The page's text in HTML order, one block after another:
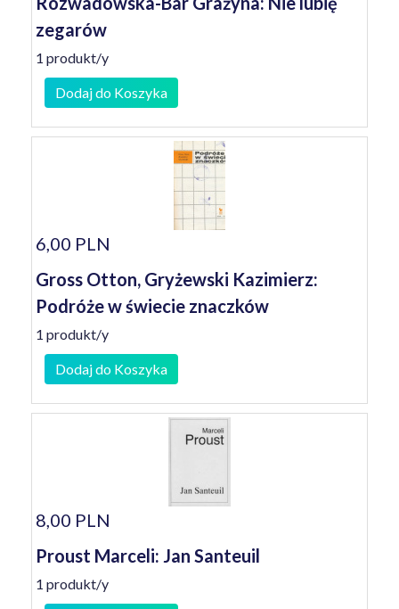
zegarów
1 produkt/y
Dodaj do Koszyka
6,00 PLN
Gross Otton, Gryżewski Kazimierz:
Podróże w świecie znaczków
1 produkt/y
Dodaj do Koszyka
8,00 PLN
Proust Marceli: Jan Santeuil
1 produkt/y